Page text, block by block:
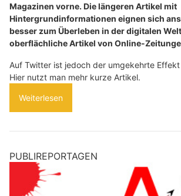
Magazinen vorne. Die längeren Artikel mit
Hintergrundinformationen eignen sich
besser zum Überleben in der digitalen
oberflächliche Artikel von Online-
Auf Twitter ist jedoch der umgekehrte
Hier nutzt man mehr kurze Artikel.
Weiterlesen
PUBLIREPORTAGEN